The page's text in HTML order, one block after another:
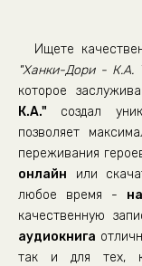
Ищете
"Ханки-Дори - К.А.
которое
К.А." создал
позволяет
переживания
онлайн или
любое время -
качественную
аудиокнига
так и для тех,